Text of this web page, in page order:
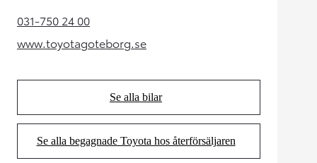
031-750 24 00(Opens in new tab)
www.toyotagoteborg.se
(Opens in new tab)
Se alla bilar
(Opens in new tab)
Se alla begagnade Toyota hos återförsäljaren
(Opens in new tab)